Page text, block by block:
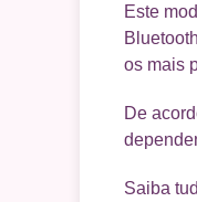
Este
os mais
De
Saiba